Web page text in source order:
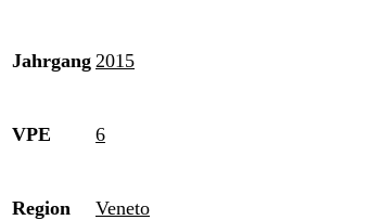
Jahrgang 2015
VPE 6
Region Veneto